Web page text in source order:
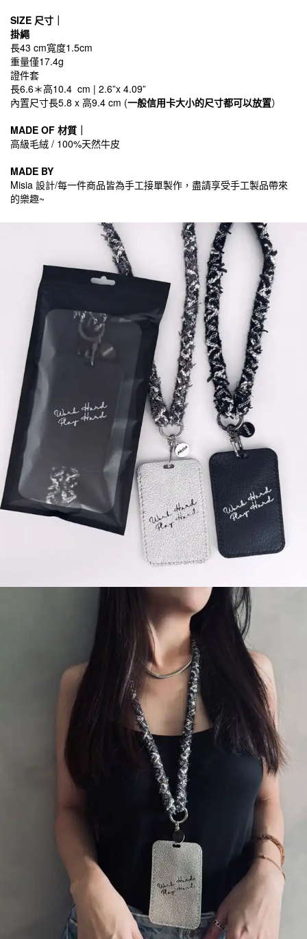
SIZE 尺寸｜
掛繩
長43 cm寬度1.5cm
重量僅17.4g
證件套
長6.6＊高10.4 cm | 2.6”x 4.09”
內置尺寸長5.8 x 高9.4 cm (一般信用卡大小的尺寸都可以放置）
MADE OF 材質｜
高級毛絨 / 100%天然牛皮
MADE BY
Misia 設計/每一件商品皆為手工接單製作，盡請享受手工製品帶來
的樂趣~